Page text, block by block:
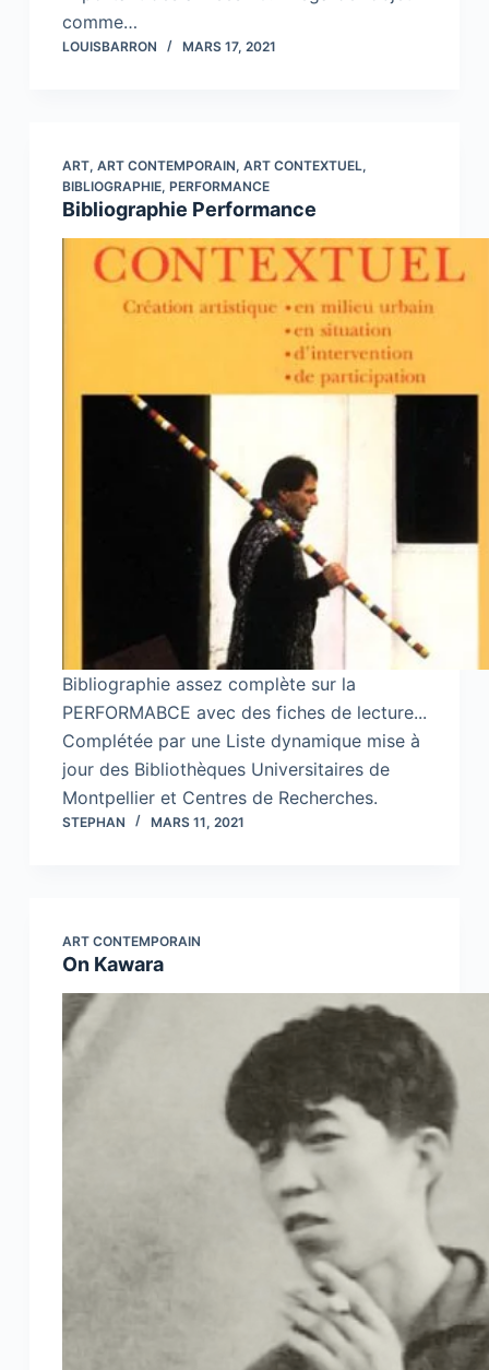
comme…
LOUISBARRON MARS 17, 2021
ART, ART CONTEMPORAIN, ART CONTEXTUEL,
BIBLIOGRAPHIE, PERFORMANCE
Bibliographie Performance
Bibliographie assez complète sur la
PERFORMABCE avec des fiches de lecture...
Complétée par une Liste dynamique mise à
jour des Bibliothèques Universitaires de
Montpellier et Centres de Recherches.
STEPHAN MARS 11, 2021
ART CONTEMPORAIN
On Kawara